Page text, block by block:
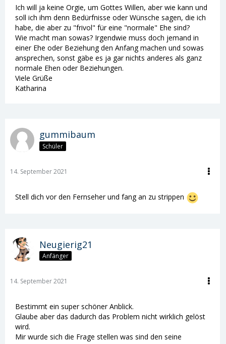
Ich will ja keine Orgie, um Gottes Willen, aber wie kann und
soll ich ihm denn Bedürfnisse oder Wünsche sagen, die ich
habe, die aber zu "frivol" für eine "normale" Ehe sind?
Wie macht man sowas? Irgendwie muss doch jemand in
einer Ehe oder Beziehung den Anfang machen und sowas
ansprechen, sonst gäbe es ja gar nichts anderes als ganz
normale Ehen oder Beziehungen.
Viele Grüße
Katharina
gummibaum
Schüler
14. September 2021
Stell dich vor den Fernseher und fang an zu strippen
Neugierig21
Anfänger
14. September 2021
Bestimmt ein super schöner Anblick.
Glaube aber das dadurch das Problem nicht wirklich gelöst
wird.
Mir wurde sich die Frage stellen was sind den seine